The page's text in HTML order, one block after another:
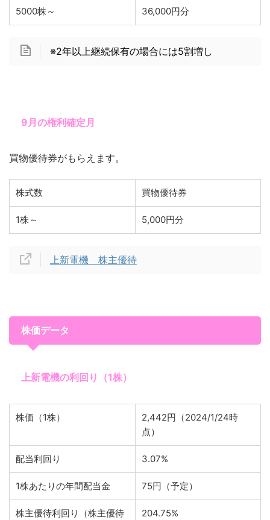
5000株～ 36,000円分
※2年以上継続保有の場合には5割増し
9月の権利確定月
買物優待券がもらえます。
株式数 買物優待券
1株～ 5,000円分
上新電機 株主優待
株価データ
上新電機の利回り（1株）
株価（1株）
2,442円（2024/1/24時
点）
配当利回り 3.07%
1株あたりの年間配当金 75円（予定）
株主優待利回り（株主優待
204.75%